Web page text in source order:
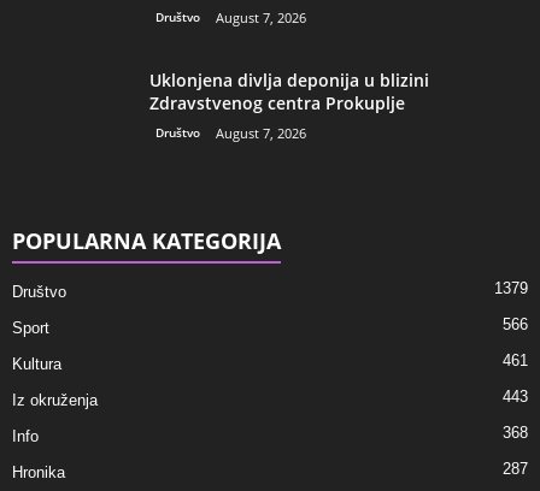
Društvo August 7, 2026
Uklonjena divlja deponija u blizini
Zdravstvenog centra Prokuplje
Društvo August 7, 2026
POPULARNA KATEGORIJA
Društvo 1379
Sport 566
Kultura 461
Iz okruženja 443
Info 368
Hronika 287